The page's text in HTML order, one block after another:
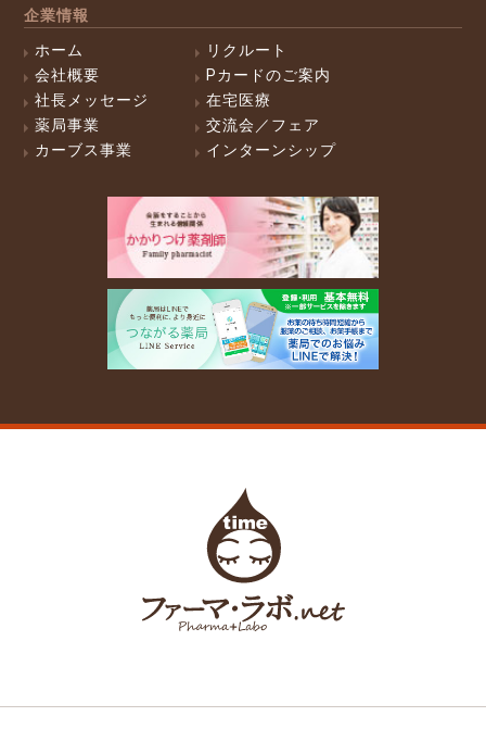
企業情報
ホーム
会社概要
社長メッセージ
薬局事業
カーブス事業
リクルート
Pカードのご案内
在宅医療
交流会／フェア
インターンシップ